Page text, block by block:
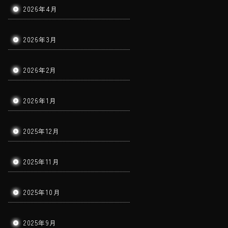
2026年4月
2026年3月
2026年2月
2026年1月
2025年12月
2025年11月
2025年10月
2025年9月